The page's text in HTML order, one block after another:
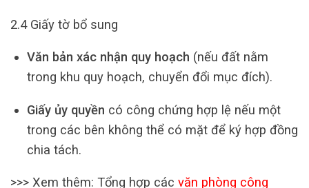
2.4 Giấy tờ bổ sung
Văn bản xác nhận quy hoạch (nếu đất nằm
trong khu quy hoạch, chuyển đổi mục đích).
Giấy ủy quyền có công chứng hợp lệ nếu một
trong các bên không thể có mặt để ký hợp đồng
chia tách.
>>> Xem thêm: Tổng hợp các văn phòng công